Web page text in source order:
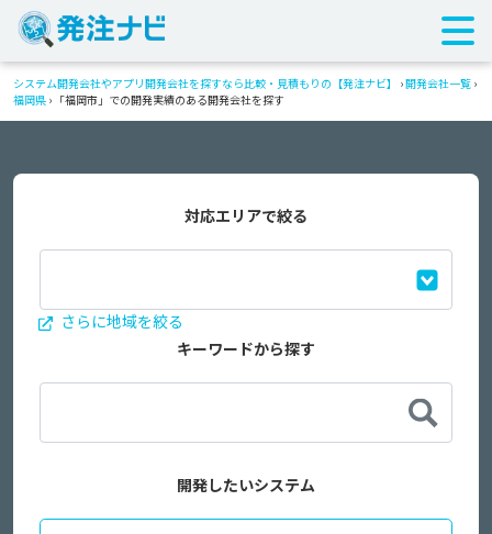
システム開発会社やアプリ開発会社を探すなら比較・見積もりの【発注ナビ】 ›開発会社一覧 ›
福岡県 › 「福岡市」での開発実績のある開発会社を探す
対応エリアで絞る
さらに地域を絞る
キーワードから探す
開発したいシステム